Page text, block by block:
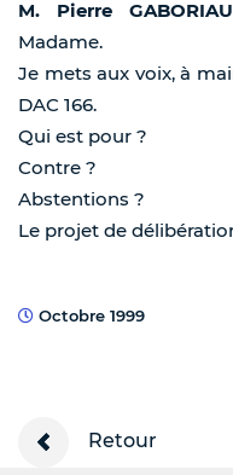
M. Pierre GABORIAU
Madame.
Je mets aux voix, à
DAC 166.
Qui est pour ?
Contre ?
Abstentions ?
Le projet de
Octobre 1999
Retour